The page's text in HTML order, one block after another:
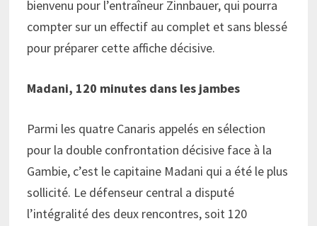
bienvenu pour l’entraîneur Zinnbauer, qui pourra
compter sur un effectif au complet et sans blessé
pour préparer cette affiche décisive.
Madani, 120 minutes dans les jambes
Parmi les quatre Canaris appelés en sélection
pour la double confrontation décisive face à la
Gambie, c’est le capitaine Madani qui a été le plus
sollicité. Le défenseur central a disputé
l’intégralité des deux rencontres, soit 120